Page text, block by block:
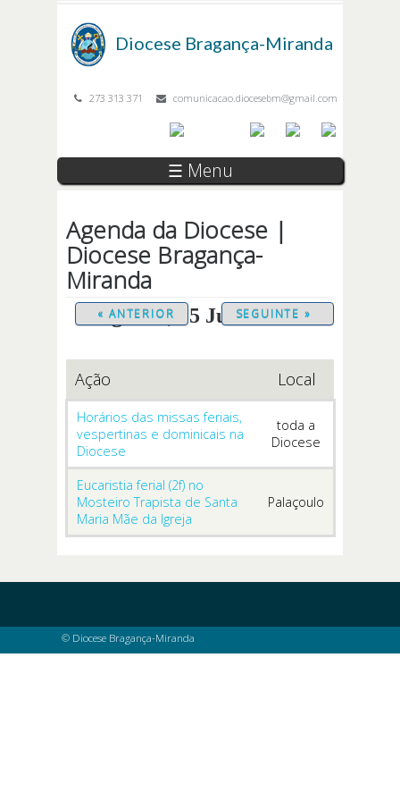
Diocese Bragança-Miranda
273 313 371 comunicacao.diocesebm@gmail.com
☰ Menu
Agenda da Diocese |
Diocese Bragança-
Miranda
Segunda, 15 Junho 2026
« ANTERIOR SEGUINTE »
Ação Local
Horários das missas feriais,
vespertinas e dominicais na
Diocese
toda a
Diocese
Eucaristia ferial (2f) no
Mosteiro Trapista de Santa
Maria Mãe da Igreja
Palaçoulo
© Diocese Bragança-Miranda